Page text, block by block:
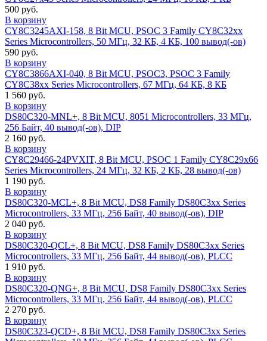
500 руб.
В корзину
CY8C3245AXI-158, 8 Bit MCU, PSOC 3 Family CY8C32xx
Series Microcontrollers, 50 МГц, 32 КБ, 4 КБ, 100 вывод(-ов)
590 руб.
В корзину
CY8C3866AXI-040, 8 Bit MCU, PSOC3, PSOC 3 Family
CY8C38xx Series Microcontrollers, 67 МГц, 64 КБ, 8 КБ
1 560 руб.
В корзину
DS80C320-MNL+, 8 Bit MCU, 8051 Microcontrollers, 33 МГц,
256 Байт, 40 вывод(-ов), DIP
2 160 руб.
В корзину
CY8C29466-24PVXIT, 8 Bit MCU, PSOC 1 Family CY8C29x66
Series Microcontrollers, 24 МГц, 32 КБ, 2 КБ, 28 вывод(-ов)
1 190 руб.
В корзину
DS80C320-MCL+, 8 Bit MCU, DS8 Family DS80C3xx Series
Microcontrollers, 33 МГц, 256 Байт, 40 вывод(-ов), DIP
2 040 руб.
В корзину
DS80C320-QCL+, 8 Bit MCU, DS8 Family DS80C3xx Series
Microcontrollers, 33 МГц, 256 Байт, 44 вывод(-ов), PLCC
1 910 руб.
В корзину
DS80C320-QNG+, 8 Bit MCU, DS8 Family DS80C3xx Series
Microcontrollers, 33 МГц, 256 Байт, 44 вывод(-ов), PLCC
2 270 руб.
В корзину
DS80C323-QCD+, 8 Bit MCU, DS8 Family DS80C3xx Series